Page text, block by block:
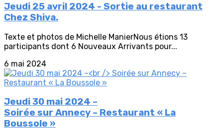
Jeudi 25 avril 2024 - Sortie au restaurant
Chez Shiva.
Texte et photos de Michelle ManierNous étions 13
participants dont 6 Nouveaux Arrivants pour...
6 mai 2024
Jeudi 30 mai 2024 –
Soirée sur Annecy – Restaurant « La
Boussole »